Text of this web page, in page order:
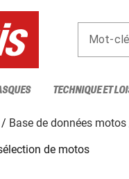
Mot-clé
TECHNIQUE ET
Base de données motos
de motos